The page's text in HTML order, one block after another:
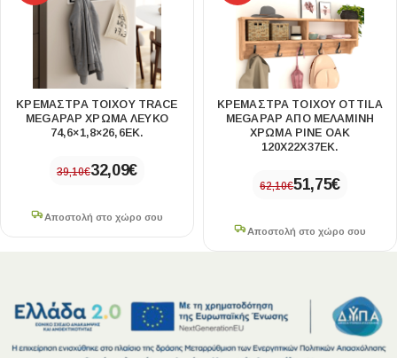
ΚΡΕΜΆΣΤΡΑ ΤΟΊΧΟΥ TRACE
MEGAPAP ΧΡΏΜΑ ΛΕΥΚΌ
74,6×1,8×26,6ΕΚ.
39,10€32,09€
Αποστολή στο χώρο σου
ΚΡΕΜΆΣΤΡΑ ΤΟΊΧΟΥ OTTILA
MEGAPAP ΑΠΌ ΜΕΛΑΜΊΝΗ
ΧΡΏΜΑ PINE OAK
120X22X37ΕΚ.
62,10€51,75€
Αποστολή στο χώρο σου